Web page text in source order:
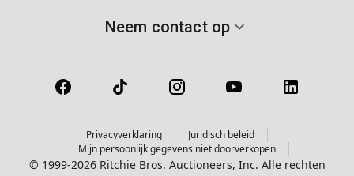
Neem contact op
Privacyverklaring
Juridisch beleid
Mijn persoonlijk gegevens niet doorverkopen
© 1999-2026 Ritchie Bros. Auctioneers, Inc. Alle rechten